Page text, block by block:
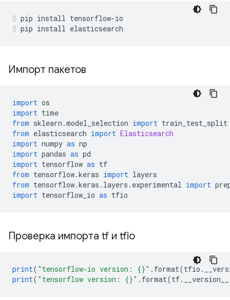
pip install tensorflow-io
pip install elasticsearch
Импорт пакетов
import os
import time
from sklearn .model_selection import train_test_split
from elasticsearch import Elasticsearch
import numpy as np
import pandas as pd
import tensorflow as tf
from tensorflow.keras import layers
from tensorflow.keras . layers . experimental import
import tensorflow_io as tfio
Проверка импорта tf и tfio
print( "tensorflow-io version: {}" . format(tfio .
print( "tensorflow version: {}" . format(tf. __version__